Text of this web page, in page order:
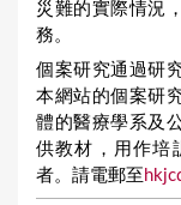
災難的實際情況
務。
個案研究通過研
本網站的個案研
體的醫療學系及
供教材，用作培
者。請電郵至